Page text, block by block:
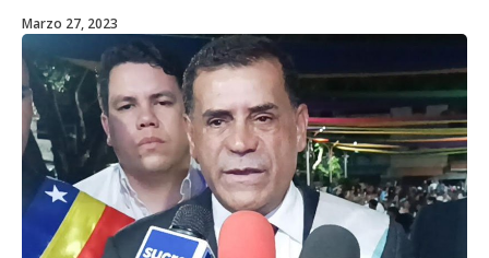
Marzo 27, 2023